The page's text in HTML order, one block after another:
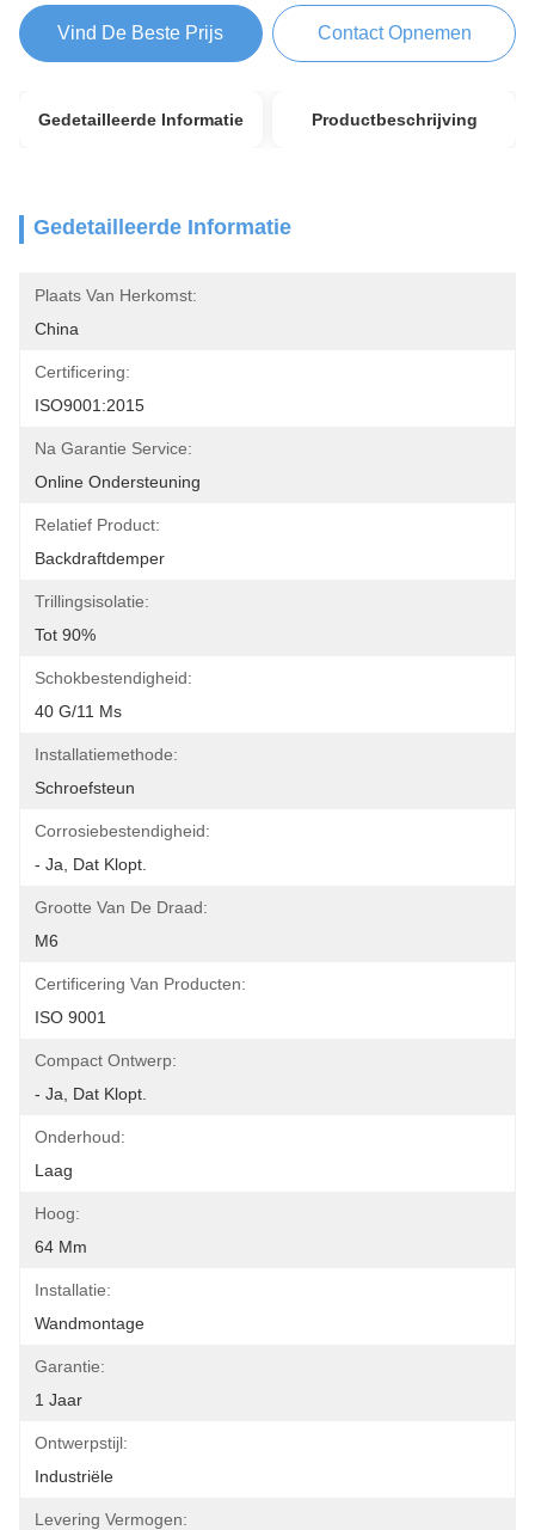
Vind De Beste Prijs Contact Opnemen
Gedetailleerde Informatie Productbeschrijving
Gedetailleerde Informatie
Plaats Van Herkomst:
China
Certificering:
ISO9001:2015
Na Garantie Service:
Online Ondersteuning
Relatief Product:
Backdraftdemper
Trillingsisolatie:
Tot 90%
Schokbestendigheid:
40 G/11 Ms
Installatiemethode:
Schroefsteun
Corrosiebestendigheid:
- Ja, Dat Klopt.
Grootte Van De Draad:
M6
Certificering Van Producten:
ISO 9001
Compact Ontwerp:
- Ja, Dat Klopt.
Onderhoud:
Laag
Hoog:
64 Mm
Installatie:
Wandmontage
Garantie:
1 Jaar
Ontwerpstijl:
Industriële
Levering Vermogen: